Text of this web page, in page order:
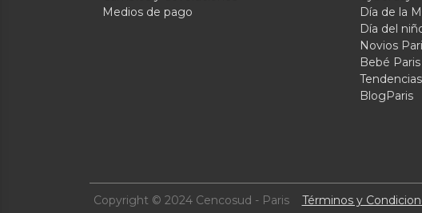
Medios de pago
Día de la
Día del
Novios
Bebé Paris
BlogParis
Copyright © 2024 Cencosud - Paris Términos y